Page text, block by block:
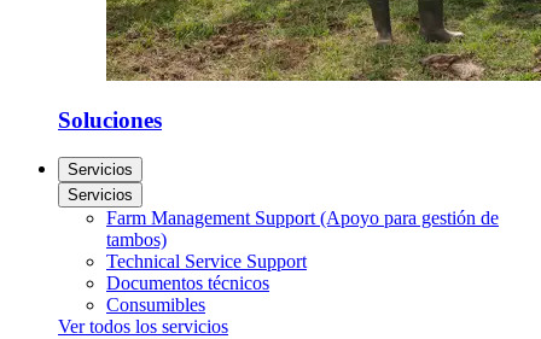
Soluciones
Servicios
Servicios
Farm Management Support (Apoyo para gestión de
tambos)
Technical Service Support
Documentos técnicos
Consumibles
Ver todos los servicios